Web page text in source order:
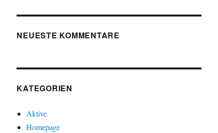
NEUESTE KOMMENTARE
KATEGORIEN
Aktive
Homepage